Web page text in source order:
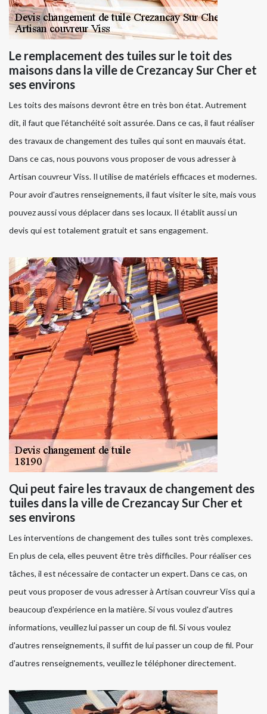
Le remplacement des tuiles sur le toit des
maisons dans la ville de Crezancay Sur Cher et
ses environs
Les toits des maisons devront être en très bon état. Autrement
dit, il faut que l'étanchéité soit assurée. Dans ce cas, il faut réaliser
des travaux de changement des tuiles qui sont en mauvais état.
Dans ce cas, nous pouvons vous proposer de vous adresser à
Artisan couvreur Viss. Il utilise de matériels efficaces et modernes.
Pour avoir d'autres renseignements, il faut visiter le site, mais vous
pouvez aussi vous déplacer dans ses locaux. Il établit aussi un
devis qui est totalement gratuit et sans engagement.
Qui peut faire les travaux de changement des
tuiles dans la ville de Crezancay Sur Cher et
ses environs
Les interventions de changement des tuiles sont très complexes.
En plus de cela, elles peuvent être très difficiles. Pour réaliser ces
tâches, il est nécessaire de contacter un expert. Dans ce cas, on
peut vous proposer de vous adresser à Artisan couvreur Viss qui a
beaucoup d'expérience en la matière. Si vous voulez d'autres
informations, veuillez lui passer un coup de fil. Si vous voulez
d'autres renseignements, il suffit de lui passer un coup de fil. Pour
d'autres renseignements, veuillez le téléphoner directement.